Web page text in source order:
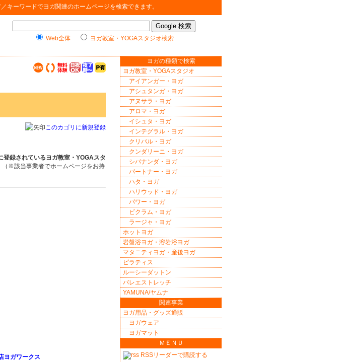
キーワードでヨガ関連のホームページを検索できます。
Web全体 ヨガ教室・YOGAスタジオ検索
このカゴリに新規登録
登録されているヨガ教室・YOGAスタ
（※該当事業者でホームページをお持
ヨガワークス
ヨガの種類で検索
ヨガ教室・YOGAスタジオ
アイアンガー・ヨガ
アシュタンガ・ヨガ
アヌサラ・ヨガ
アロマ・ヨガ
イシュタ・ヨガ
インテグラル・ヨガ
クリパル・ヨガ
クンダリーニ・ヨガ
シバナンダ・ヨガ
パートナー・ヨガ
ハタ・ヨガ
ハリウッド・ヨガ
パワー・ヨガ
ビクラム・ヨガ
ラージャ・ヨガ
ホットヨガ
岩盤浴ヨガ・溶岩浴ヨガ
マタニティヨガ・産後ヨガ
ピラティス
ルーシーダットン
バレエストレッチ
YAMUNA/ヤムナ
関連事業
ヨガ用品・グッズ通販
ヨガウェア
ヨガマット
ＭＥＮＵ
RSSリーダーで購読する